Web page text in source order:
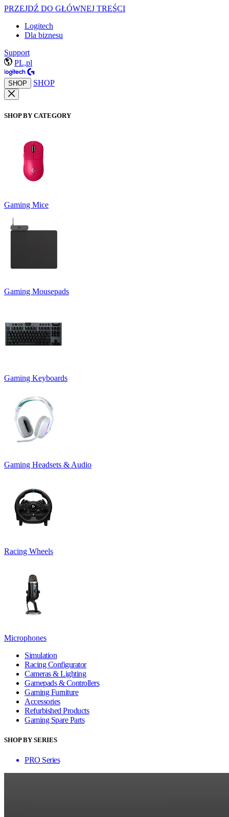
PRZEJDŹ DO GŁÓWNEJ TREŚCI
Logitech
Dla biznesu
Support
PL,pl
SHOP SHOP
SHOP BY CATEGORY
Gaming Mice
Gaming Mousepads
Gaming Keyboards
Gaming Headsets & Audio
Racing Wheels
Microphones
Simulation
Racing Configurator
Cameras & Lighting
Gamepads & Controllers
Gaming Furniture
Accessories
Refurbished Products
Gaming Spare Parts
SHOP BY SERIES
PRO Series